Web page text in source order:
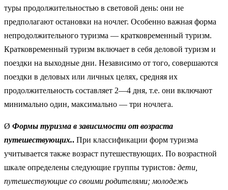
туры продолжительностью в световой день: они не
предполагают остановки на ночлег. Особенно важная форма
непродолжительного туризма — кратковременный туризм.
Кратковременный туризм включает в себя деловой туризм и
поездки на выходные дни. Независимо от того, совершаются
поездки в деловых или личных целях, средняя их
продолжительность составляет 2—4 дня, т.е. они включают
минимально один, максимально — три ночлега.
Ø Формы туризма в зависимости от возраста
путешествующих.. При классификации форм туризма
учитывается также возраст путешествующих. По возрастной
шкале определены следующие группы туристов: дети,
путешествующие со своими родителями; молодежь